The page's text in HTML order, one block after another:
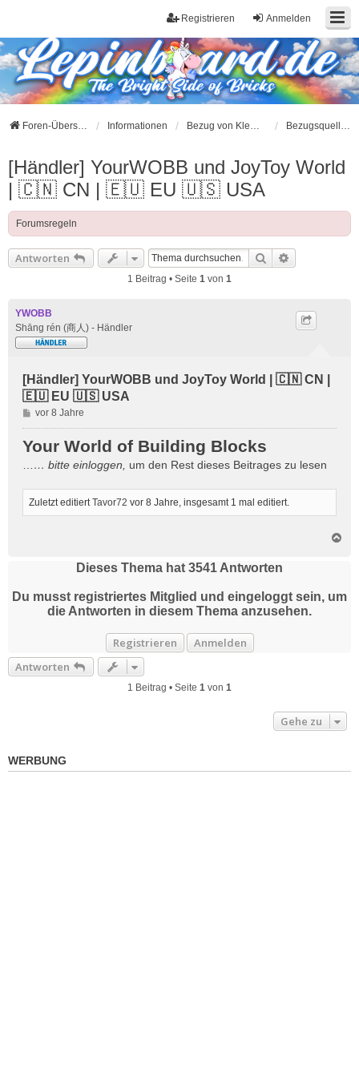
Anmelden
Registrieren
Foren-Übersicht Informationen Bezug von Klemmbausteinen Bezugsquellen für Klemmbausteine aus China
[Händler] YourWOBB und JoyToy World
| 🇨🇳 CN | 🇪🇺 EU 🇺🇸 USA
Forumsregeln
Antworten Suche
1 Beitrag • Seite 1 von 1
YWOBB
Shāng rén (商人) - Händler
[Händler] YourWOBB und JoyToy World | 🇨🇳 CN |
🇪🇺 EU 🇺🇸 USA
B
e
i
r
g
vor 8 Jahre
Your World of Building Blocks
… bitte einloggen um den Rest dieses Beitrages zu lesen
Zuletzt editiertTavor72 vor 8 Jahre, insgesamt 1 mal editiert.
b
Dieses Thema hat 3541 Antworten
Du musst registriertes Mitglied und eingeloggt sein, um
die Antworten in diesem Thema anzusehen.
Registrieren
Anmelden
Antworten
1 Beitrag • Seite 1 von 1
Gehe zu
WERBUNG